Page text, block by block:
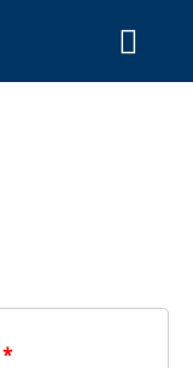
*